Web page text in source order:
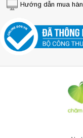
Hướng dẫn mua